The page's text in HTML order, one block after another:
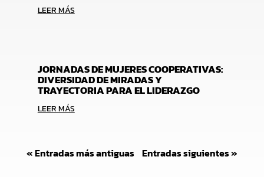
LEER MÁS
JORNADAS DE MUJERES COOPERATIVAS:
DIVERSIDAD DE MIRADAS Y
TRAYECTORIA PARA EL LIDERAZGO
LEER MÁS
« Entradas más antiguas Entradas siguientes »